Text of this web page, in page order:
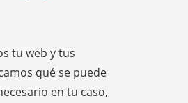
tu web y tus
qué se puede
en tu caso,